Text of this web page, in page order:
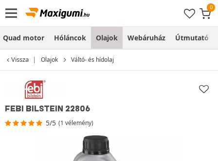
Quad motor Hóláncok Olajok Webáruház Útmutató
Vissza Olajok Váltó- és hídolaj
FEBI BILSTEIN 22806
5/5 (1 vélemény)